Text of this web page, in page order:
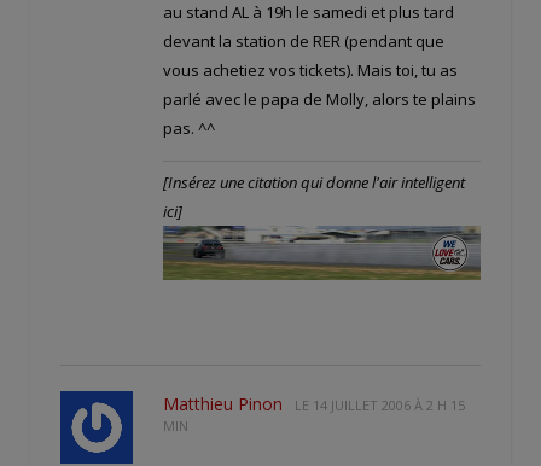
au stand AL à 19h le samedi et plus tard
devant la station de RER (pendant que
vous achetiez vos tickets). Mais toi, tu as
parlé avec le papa de Molly, alors te plains
pas. ^^
[Insérez une citation qui donne l'air intelligent
ici]
Matthieu Pinon LE 14 JUILLET 2006 À 2 H 15
MIN